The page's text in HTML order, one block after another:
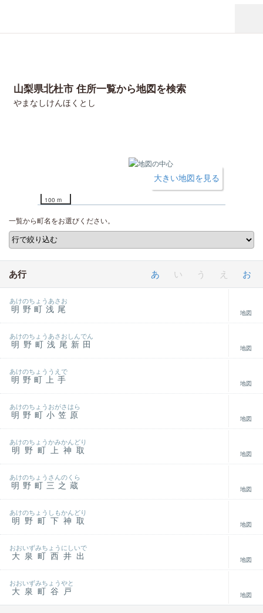
山梨県北杜市 住所一覧から地図を検索
やまなしけんほくとし
100 m
大きい地図を見る
一覧から町名をお選びください。
あ行 あ い う え お
明野町浅尾
あけのちょうあさお
地図
明野町浅尾新田
あけのちょうあさおしんでん
地図
明野町上手
あけのちょううえで
地図
明野町小笠原
あけのちょうおがさはら
地図
明野町上神取
あけのちょうかみかんどり
地図
明野町三之蔵
あけのちょうさんのくら
地図
明野町下神取
あけのちょうしもかんどり
地図
大泉町西井出
おおいずみちょうにしいで
地図
大泉町谷戸
おおいずみちょうやと
地図